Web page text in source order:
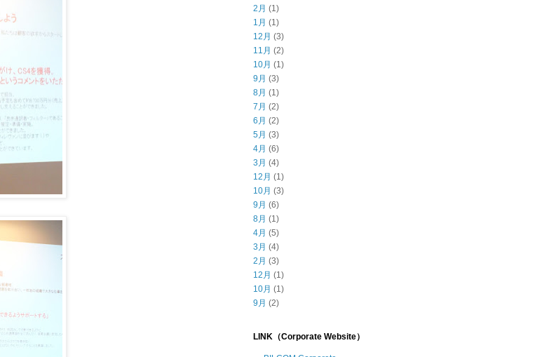
2月 (1)
1月 (1)
12月 (3)
11月 (2)
10月 (1)
9月 (3)
8月 (1)
7月 (2)
6月 (2)
5月 (3)
4月 (6)
3月 (4)
12月 (1)
10月 (3)
9月 (6)
8月 (1)
4月 (5)
3月 (4)
2月 (3)
12月 (1)
10月 (1)
9月 (2)
LINK（Corporate Website）